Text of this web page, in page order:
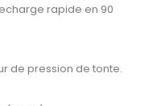
rapide en 90
de pression de tonte.